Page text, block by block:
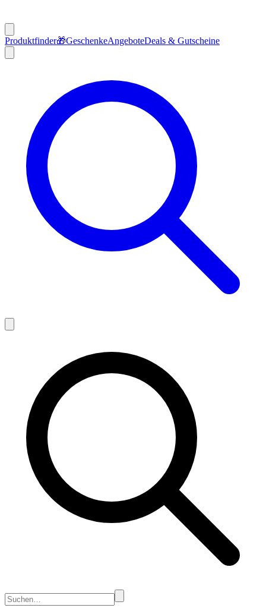
Produktfinder🎁GeschenkeAngeboteDeals & Gutscheine